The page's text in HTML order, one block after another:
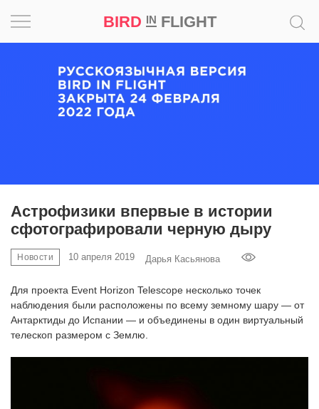
BIRD INFLIGHT
Астрофизики впервые в истории
сфотографировали черную дыру
Новости 10 апреля 2019 Дарья Касьянова
Для проекта Event Horizon Telescope несколько точек
наблюдения были расположены по всему земному шару — от
Антарктиды до Испании — и объединены в один виртуальный
телескоп размером с Землю.